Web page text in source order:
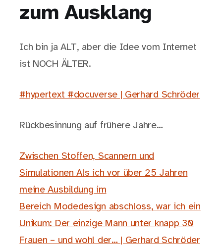
zum Ausklang
Ich bin ja ALT, aber die Idee vom Internet
ist NOCH ÄLTER.
#hypertext #docuverse | Gerhard Schröder
Rückbesinnung auf frühere Jahre…
Zwischen Stoffen, Scannern und
Simulationen Als ich vor über 25 Jahren
meine Ausbildung im
Bereich Modedesign abschloss, war ich ein
Unikum: Der einzige Mann unter knapp 30
Frauen – und wohl der… | Gerhard Schröder